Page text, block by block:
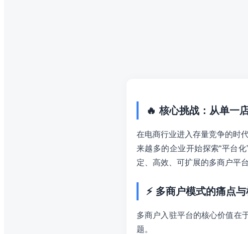
🔥 核心挑战：从单一
在电商行业进入存量竞争的时
来越多的企业开始探索“平台
定、高效、可扩展的多商户平
⚡ 多商户模式的痛点
多商户入驻平台的核心价值在
题。